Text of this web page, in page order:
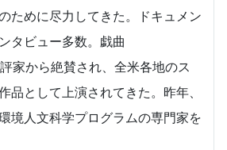
ために尽力してきた。ドキュメン
タビュー多数。戯曲
家から絶賛され、全米各地のス
品として上演されてきた。昨年、
境人文科学プログラムの専門家を